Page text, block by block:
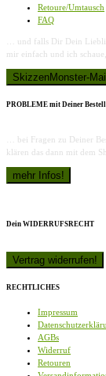
Retoure/Umtausch
FAQ
… und falls Dir Dein
mir einfach und ich
PROBLEME mit Deiner
… bei Fragen zu Deiner
klären das dann mit dem
Dein WIDERRUFSRECHT
RECHTLICHES
Impressum
AGBs
Widerruf
Retouren